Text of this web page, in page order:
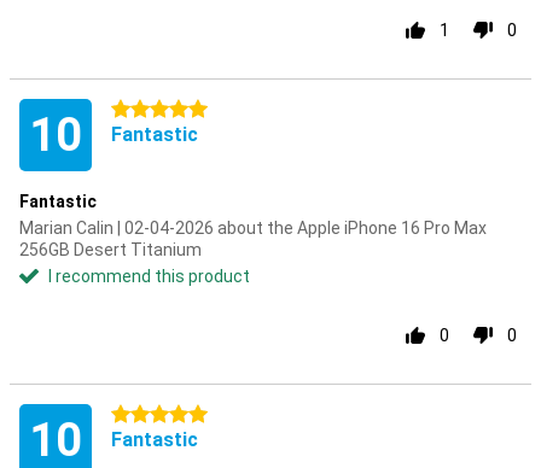
1 0
10 5 stars
Fantastic
Fantastic
Marian Calin | 02-04-2026 about the Apple iPhone 16 Pro Max
256GB Desert Titanium
I recommend this product
0 0
10 5 stars
Fantastic